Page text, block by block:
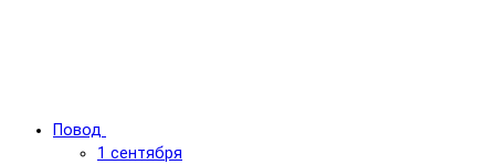
Повод
1 сентября